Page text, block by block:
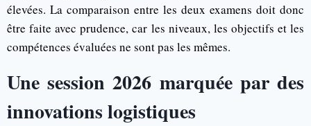
élevées. La comparaison entre les deux examens doit donc
être faite avec prudence, car les niveaux, les objectifs et les
compétences évaluées ne sont pas les mêmes.
Une session 2026 marquée par des
innovations logistiques